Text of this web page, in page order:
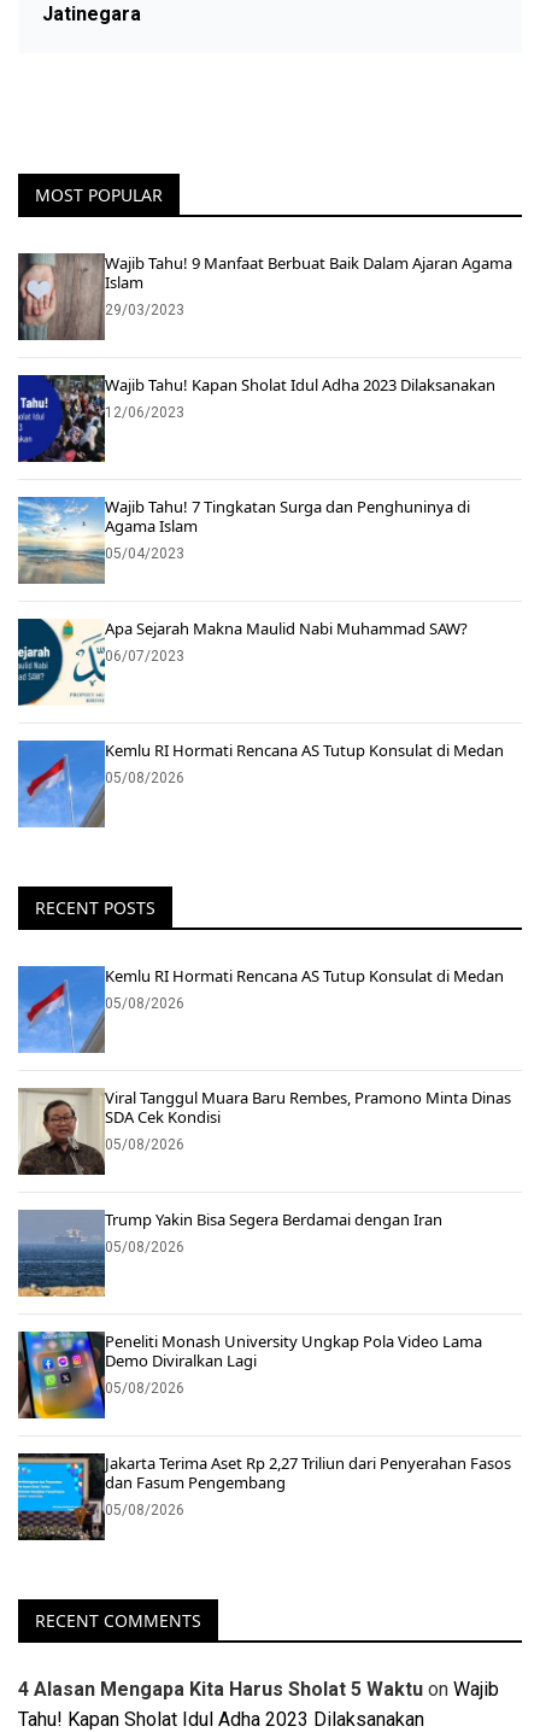
Jatinegara
MOST POPULAR
Wajib Tahu! 9 Manfaat Berbuat Baik Dalam Ajaran Agama
Islam
29/03/2023
Wajib Tahu! Kapan Sholat Idul Adha 2023 Dilaksanakan
12/06/2023
Wajib Tahu! 7 Tingkatan Surga dan Penghuninya di
Agama Islam
05/04/2023
Apa Sejarah Makna Maulid Nabi Muhammad SAW?
06/07/2023
Kemlu RI Hormati Rencana AS Tutup Konsulat di Medan
05/08/2026
RECENT POSTS
Kemlu RI Hormati Rencana AS Tutup Konsulat di Medan
05/08/2026
Viral Tanggul Muara Baru Rembes, Pramono Minta Dinas
SDA Cek Kondisi
05/08/2026
Trump Yakin Bisa Segera Berdamai dengan Iran
05/08/2026
Peneliti Monash University Ungkap Pola Video Lama
Demo Diviralkan Lagi
05/08/2026
Jakarta Terima Aset Rp 2,27 Triliun dari Penyerahan Fasos
dan Fasum Pengembang
05/08/2026
RECENT COMMENTS
4 Alasan Mengapa Kita Harus Sholat 5 Waktu on Wajib
Tahu! Kapan Sholat Idul Adha 2023 Dilaksanakan